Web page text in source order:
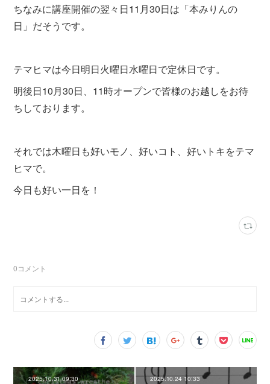
ちなみに講座開催の翌々日11月30日は「本みりんの
日」だそうです。
テマヒマは今日明日火曜日水曜日で定休日です。
明後日10月30日、11時オープンで皆様のお越しをお待
ちしております。
それでは木曜日も好いモノ、好いコト、好いトキをテマ
ヒマで。
今日も好い一日を！
0コメント
2025.10.31 09:30 2025.10.24 10:33